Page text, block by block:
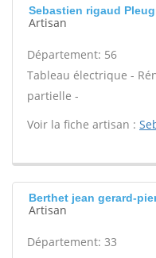
Sebastien rigaud
Artisan
Département: 56
Tableau électrique -
partielle -
Voir la fiche artisan :
Berthet jean gerard-
Artisan
Département: 33